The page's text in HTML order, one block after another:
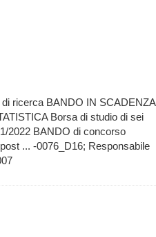
di ricerca BANDO IN SCADENZA
Borsa di studio di sei
2022 BANDO di concorso
... -0076_D16; Responsabile